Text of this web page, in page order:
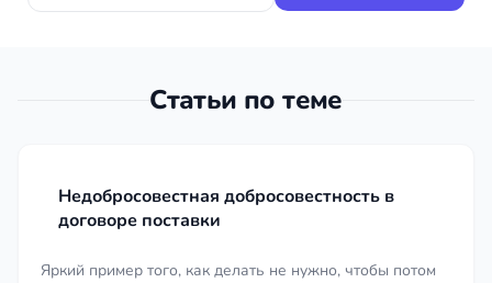
Статьи по теме
Недобросовестная добросовестность в
договоре поставки
Яркий пример того, как делать не нужно, чтобы потом